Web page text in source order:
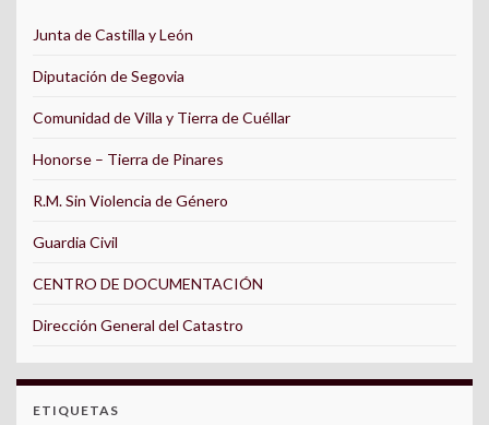
Junta de Castilla y León
Diputación de Segovia
Comunidad de Villa y Tierra de Cuéllar
Honorse – Tierra de Pinares
R.M. Sin Violencia de Género
Guardia Civil
CENTRO DE DOCUMENTACIÓN
Dirección General del Catastro
ETIQUETAS